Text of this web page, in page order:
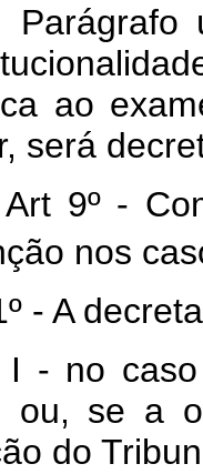
ao
será
Art 9º -
nos
- A
I - no
ou, se a
do